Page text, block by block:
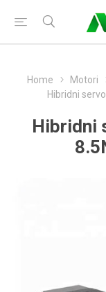
Home Motori
Hibridni
Hibridni